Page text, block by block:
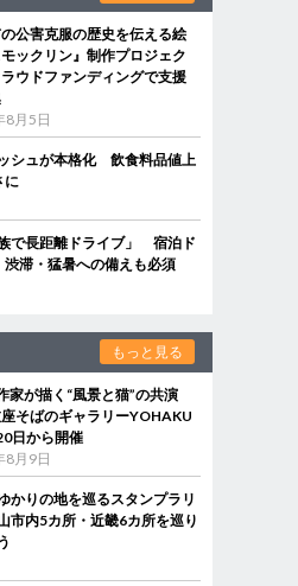
公害克服の歴史を伝える絵
ックリン』制作プロジェク
ウドファンディングで支援
8月5日
シュが本格化 飲食料品値上
に
で長距離ドライブ」 宿泊ド
滞・猛暑への備えも必須
もっと見る
家が描く“風景と猫”の共演
そばのギャラリーYOHAKU
日から開催
8月9日
かりの地を巡るスタンプラリ
内5カ所・近畿6カ所を巡り